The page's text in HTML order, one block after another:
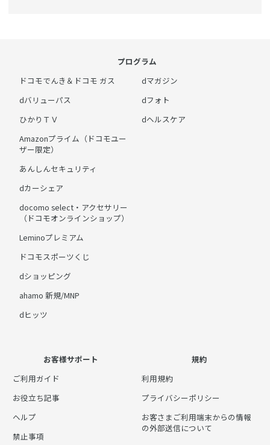
プログラム
ドコモでんき＆ドコモ ガス
dバリューパス
ひかりＴＶ
Amazonプライム（ドコモユー
ザー限定）
あんしんセキュリティ
dカーシェア
docomo select・アクセサリー
（ドコモオンラインショップ）
Leminoプレミアム
ドコモスポーツくじ
dショッピング
ahamo 新規/MNP
dヒッツ
dマガジン
dフォト
dヘルスケア
お客様サポート
ご利用ガイド
お役立ち記事
ヘルプ
禁止事項
規約
利用規約
プライバシーポリシー
お客さまご利用端末からの情報
の外部送信について